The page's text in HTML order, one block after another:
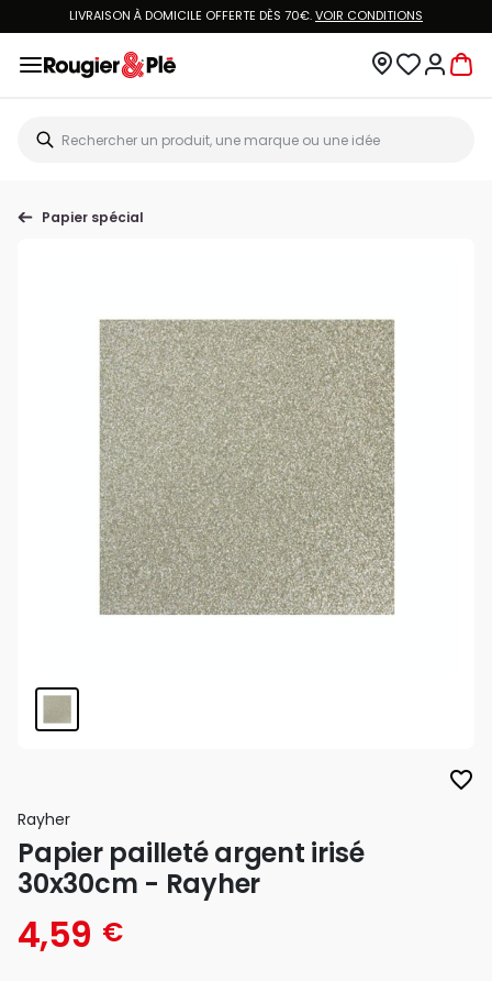
LIVRAISON À DOMICILE OFFERTE DÈS 70€.VOIR CONDITIONS
Papier spécial
favorite_border
Rayher
Papier pailleté argent irisé
30x30cm - Rayher
4,59 €